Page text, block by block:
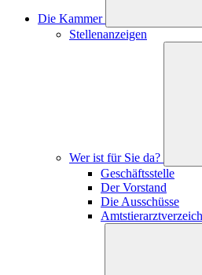
Die Kammer
Stellenanzeigen
Wer ist für Sie da?
Geschäftsstelle
Der Vorstand
Die Ausschüsse